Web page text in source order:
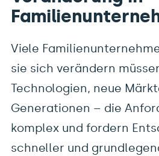
Viele
sie sich verändern
Technologien, neue
Generationen – die
komplex und fordern
schneller und
Anna
22765
ab@anna-